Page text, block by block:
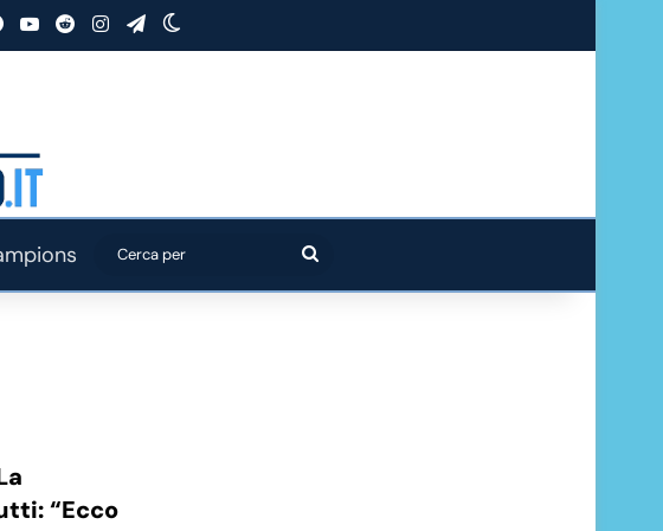
FacebookYou TubeRedditInstagramTelegram
Cerca
per
“Ecco